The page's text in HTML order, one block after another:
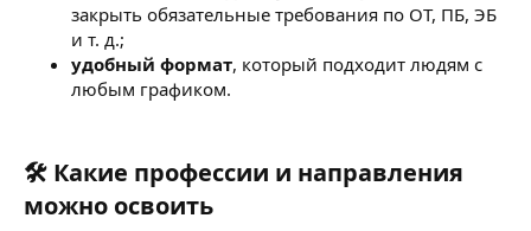
закрыть обязательные требования по ОТ, ПБ, ЭБ
и т. д.;
удобный формат, который подходит людям с
любым графиком.
🛠 Какие профессии и направления
можно освоить​